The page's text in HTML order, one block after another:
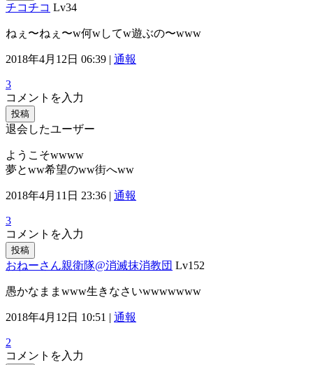
チコチコ Lv34
ねぇ〜ねぇ〜w何wしてw遊ぶの〜www
2018年4月12日 06:39 | 通報
3
コメントを入力
投稿
退会したユーザー
ようこそwwww
夢とww希望のww街へww
2018年4月11日 23:36 | 通報
3
コメントを入力
投稿
おねーさん親衛隊@消滅抹消教団 Lv152
愚かなままwww生きなさいwwwwwww
2018年4月12日 10:51 | 通報
2
コメントを入力